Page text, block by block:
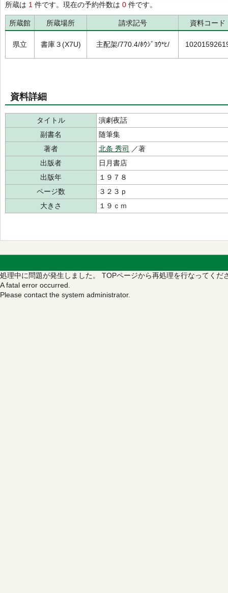
所蔵は 1 件です。現在の予約件数は 0 件です。
所蔵館 所蔵場所 請求記号 資料コード
県立 書庫３(X7U) 主配架/770.4/ﾎｳｼﾞﾖｳ*ﾋ/
資料詳細
タイトル
演劇夜話
副書名
随筆集
著者
北条 秀司
／著
出版者
日月書店
出版年
１９７８
ページ数
３２３ｐ
大きさ
１９ｃｍ
処理中に問題が発生しました。 TOPページから再処理を行なってくだ
A fatal error occurred.
Please contact the system administrator.